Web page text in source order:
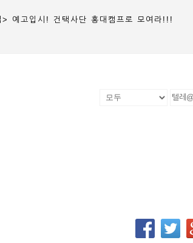
> 예고입시! 건택사단 홍대캠프로 모여라!!!